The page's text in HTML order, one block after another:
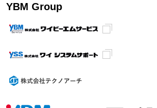
YBM Group